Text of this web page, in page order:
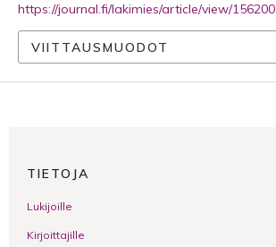
https://journal.fi/lakimies/article/view/156200
VIITTAUSMUODOT
TIETOJA
Lukijoille
Kirjoittajille